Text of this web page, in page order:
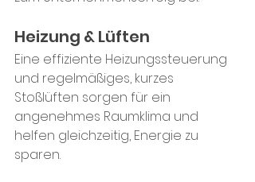
Heizung & Lüften
Eine effiziente Heizungssteuerung
und regelmäßiges, kurzes
Stoßlüften sorgen für ein
angenehmes Raumklima und
helfen gleichzeitig, Energie zu
sparen.